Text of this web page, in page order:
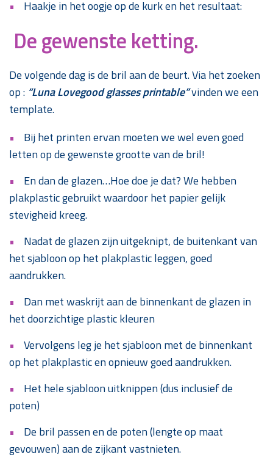
Haakje in het oogje op de kurk en het resultaat:
De gewenste ketting.
De volgende dag is de bril aan de beurt. Via het zoeken
op : “Luna Lovegood glasses printable”vinden we een
template.
Bij het printen ervan moeten we wel even goed
letten op de gewenste grootte van de bril!
En dan de glazen…Hoe doe je dat? We hebben
plakplastic gebruikt waardoor het papier gelijk
stevigheid kreeg.
Nadat de glazen zijn uitgeknipt, de buitenkant van
het sjabloon op het plakplastic leggen, goed
aandrukken.
Dan met waskrijt aan de binnenkant de glazen in
het doorzichtige plastic kleuren
Vervolgens leg je het sjabloon met de binnenkant
op het plakplastic en opnieuw goed aandrukken.
Het hele sjabloon uitknippen (dus inclusief de
poten)
De bril passen en de poten (lengte op maat
gevouwen) aan de zijkant vastnieten.